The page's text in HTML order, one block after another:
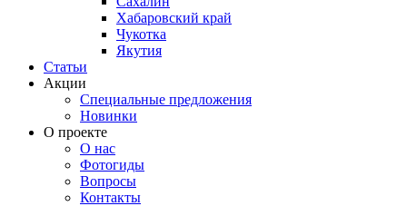
Хабаровский край
Чукотка
Якутия
Статьи
Акции
Специальные предложения
Новинки
О проекте
О нас
Фотогиды
Вопросы
Контакты